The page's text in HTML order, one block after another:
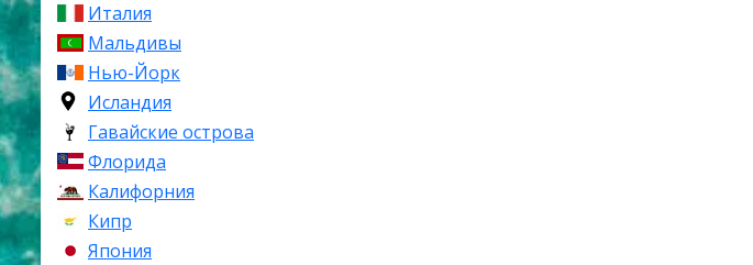
Италия
Мальдивы
Нью-Йорк
Исландия
Гавайские острова
Флорида
Калифорния
Кипр
Япония